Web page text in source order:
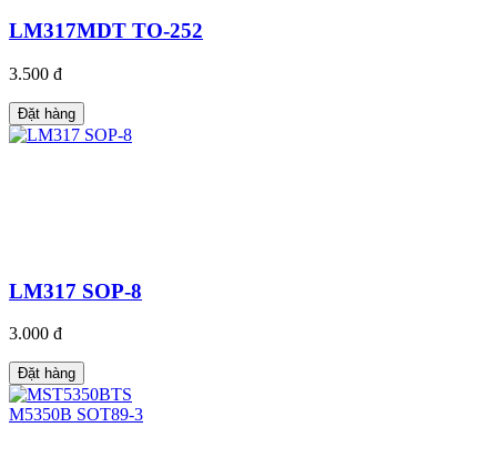
LM317MDT TO-252
3.500 đ
Đặt hàng
LM317 SOP-8
3.000 đ
Đặt hàng